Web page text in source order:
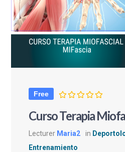
Free
Curso Terapia
Lecturer Maria2 in
Entrenamiento